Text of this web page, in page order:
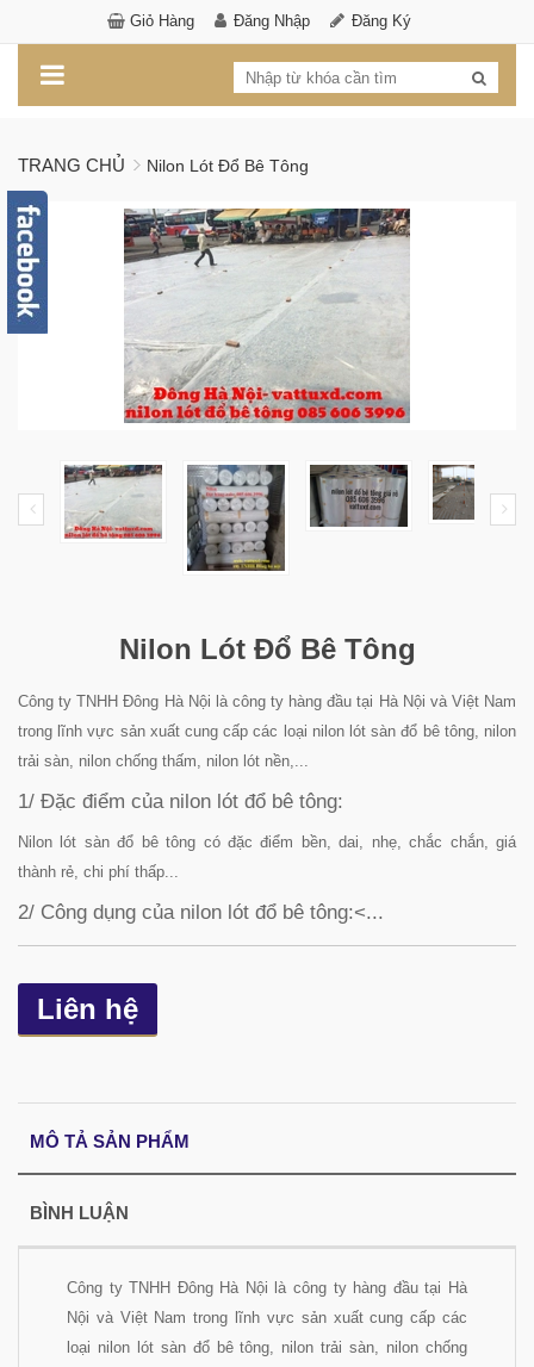
Giỏ Hàng Đăng Nhập Đăng Ký
TRANG CHỦ Nilon Lót Đổ Bê Tông
Nilon Lót Đổ Bê Tông
Công ty TNHH Đông Hà Nội là công ty hàng đầu tại Hà Nội và Việt Nam
trong lĩnh vực sản xuất cung cấp các loại nilon lót sàn đổ bê tông, nilon
trải sàn, nilon chống thấm, nilon lót nền,...
1/ Đặc điểm của nilon lót đổ bê tông:
Nilon lót sàn đổ bê tông có đặc điểm bền, dai, nhẹ, chắc chắn, giá
thành rẻ, chi phí thấp...
2/ Công dụng của nilon lót đổ bê tông:<...
Liên hệ
MÔ TẢ SẢN PHẨM
BÌNH LUẬN
Công ty TNHH Đông Hà Nội là công ty hàng đầu tại Hà
Nội và Việt Nam trong lĩnh vực sản xuất cung cấp các
loại nilon lót sàn đổ bê tông, nilon trải sàn, nilon chống